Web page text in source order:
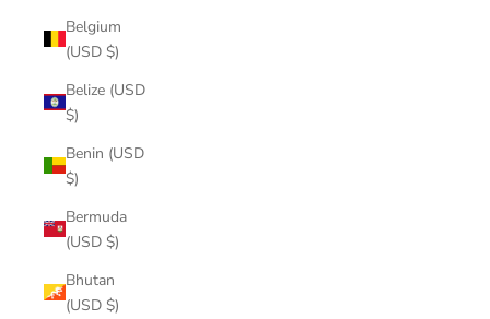
Belgium
(USD $)
Belize (USD
$)
Benin (USD
$)
Bermuda
(USD $)
Bhutan
(USD $)